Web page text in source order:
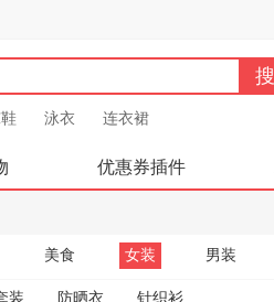
泳衣 连衣裙
优惠券插件
美食 女装 男装
装 防晒衣 针织衫